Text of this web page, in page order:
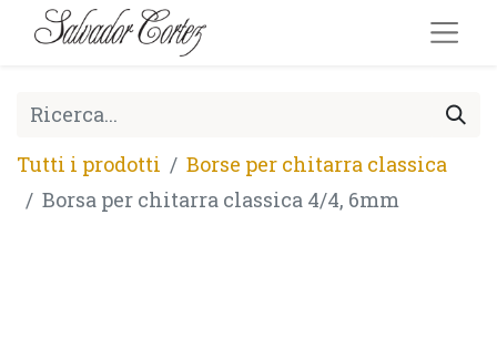
Tutti i prodotti
Borse per chitarra classica
Borsa per chitarra classica 4/4, 6mm